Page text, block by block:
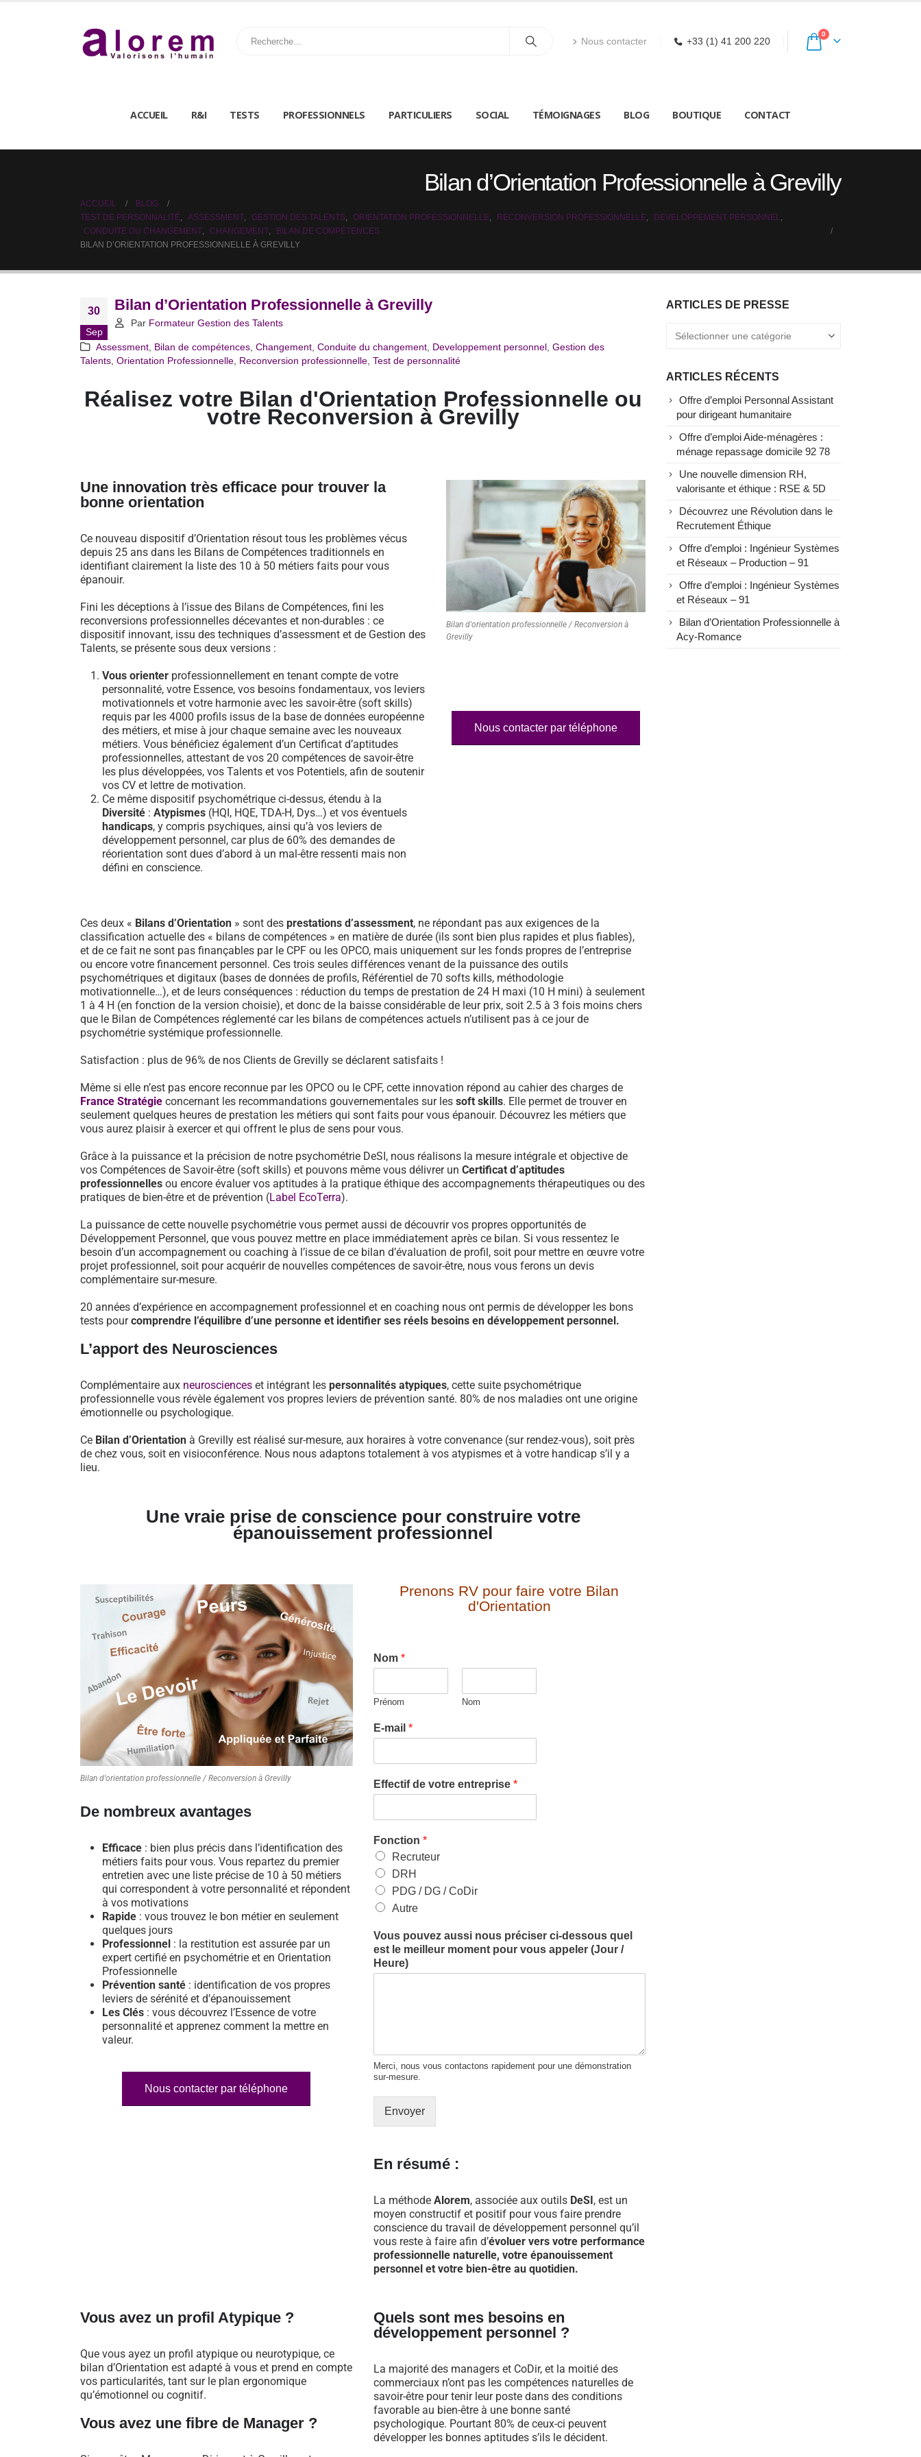
Nous contacter +33 (1) 41 200 220
0
ACCUEIL R&I TESTS PROFESSIONNELS PARTICULIERS SOCIAL TÉMOIGNAGES BLOG BOUTIQUE CONTACT
Bilan d’Orientation Professionnelle à Grevilly
ACCUEIL
BLOG
TEST DE PERSONNALITÉ
ASSESSMENT GESTION DES TALENTS ORIENTATION PROFESSIONNELLE RECONVERSION PROFESSIONNELLE DEVELOPPEMENT PERSONNEL
CONDUITE DU CHANGEMENT
CHANGEMENT
BILAN DE COMPÉTENCES
BILAN D’ORIENTATION PROFESSIONNELLE À GREVILLY
30
Sep
Bilan d’Orientation Professionnelle à Grevilly
Par Formateur Gestion des Talents
Assessment Bilan de compétences ,Changement ,Conduite du changement Developpement personnel ,Gestion des
Talents Orientation Professionnelle Reconversion professionnelle Test de personnalité
Réalisez votre Bilan d'Orientation Professionnelle ou
votre Reconversion à Grevilly
Une innovation très efficace pour trouver la
bonne orientation
Ce nouveau dispositif d’Orientation résout tous les problèmes vécus
depuis 25 ans dans les Bilans de Compétences traditionnels en
identifiant clairement la liste des 10 à 50 métiers faits pour vous
épanouir.
Fini les déceptions à l’issue des Bilans de Compétences, fini les
reconversions professionnelles décevantes et non-durables : ce
dispositif innovant, issu des techniques d’assessment et de Gestion des
Talents, se présente sous deux versions :
Vous orienter professionnellement en tenant compte de votre
personnalité, votre Essence, vos besoins fondamentaux, vos leviers
motivationnels et votre harmonie avec les savoir-être (soft skills)
requis par les 4000 profils issus de la base de données européenne
des métiers, et mise à jour chaque semaine avec les nouveaux
métiers. Vous bénéficiez également d’un Certificat d’aptitudes
professionnelles, attestant de vos 20 compétences de savoir-être
les plus développées, vos Talents et vos Potentiels, afin de soutenir
vos CV et lettre de motivation.
Ce même dispositif psychométrique ci-dessus, étendu à la
Diversité : Atypismes (HQI, HQE, TDA-H, Dys…) et vos éventuels
handicaps, y compris psychiques, ainsi qu’à vos leviers de
développement personnel, car plus de 60% des demandes de
réorientation sont dues d’abord à un mal-être ressenti mais non
défini en conscience.
Bilan d'orientation professionnelle / Reconversion à
Grevilly
Nous contacter par téléphone
Ces deux « Bilans d’Orientation » sont des prestations d’assessment, ne répondant pas aux exigences de la
classification actuelle des « bilans de compétences » en matière de durée (ils sont bien plus rapides et plus fiables),
et de ce fait ne sont pas finançables par le CPF ou les OPCO, mais uniquement sur les fonds propres de l’entreprise
ou encore votre financement personnel. Ces trois seules différences venant de la puissance des outils
psychométriques et digitaux (bases de données de profils, Référentiel de 70 softs kills, méthodologie
motivationnelle…), et de leurs conséquences : réduction du temps de prestation de 24 H maxi (10 H mini) à seulement
1 à 4 H (en fonction de la version choisie), et donc de la baisse considérable de leur prix, soit 2.5 à 3 fois moins chers
que le Bilan de Compétences réglementé car les bilans de compétences actuels n’utilisent pas à ce jour de
psychométrie systémique professionnelle.
Satisfaction : plus de 96% de nos Clients de Grevilly se déclarent satisfaits !
Même si elle n’est pas encore reconnue par les OPCO ou le CPF, cette innovation répond au cahier des charges de
France Stratégie concernant les recommandations gouvernementales sur les soft skills. Elle permet de trouver en
seulement quelques heures de prestation les métiers qui sont faits pour vous épanouir. Découvrez les métiers que
vous aurez plaisir à exercer et qui offrent le plus de sens pour vous.
Grâce à la puissance et la précision de notre psychométrie DeSI, nous réalisons la mesure intégrale et objective de
vos Compétences de Savoir-être (soft skills) et pouvons même vous délivrer un Certificat d’aptitudes
professionnelles ou encore évaluer vos aptitudes à la pratique éthique des accompagnements thérapeutiques ou des
pratiques de bien-être et de prévention (Label EcoTerra).
La puissance de cette nouvelle psychométrie vous permet aussi de découvrir vos propres opportunités de
Développement Personnel, que vous pouvez mettre en place immédiatement après ce bilan. Si vous ressentez le
besoin d’un accompagnement ou coaching à l’issue de ce bilan d’évaluation de profil, soit pour mettre en œuvre votre
projet professionnel, soit pour acquérir de nouvelles compétences de savoir-être, nous vous ferons un devis
complémentaire sur-mesure.
20 années d’expérience en accompagnement professionnel et en coaching nous ont permis de développer les bons
tests pourcomprendre l’équilibre d’une personne et identifier ses réels besoins en développement personnel.
L’apport des Neurosciences
Complémentaire aux neurosciences et intégrant les personnalités atypiques, cette suite psychométrique
professionnelle vous révèle également vos propres leviers de prévention santé. 80% de nos maladies ont une origine
émotionnelle ou psychologique.
Ce Bilan d’Orientation à Grevilly est réalisé sur-mesure, aux horaires à votre convenance (sur rendez-vous), soit près
de chez vous, soit en visioconférence. Nous nous adaptons totalement à vos atypismes et à votre handicap s’il y a
lieu.
Une vraie prise de conscience pour construire votre
épanouissement professionnel
Bilan d'orientation professionnelle / Reconversion à Grevilly
De nombreux avantages
Efficace : bien plus précis dans l’identification des
métiers faits pour vous. Vous repartez du premier
entretien avec une liste précise de 10 à 50 métiers
qui correspondent à votre personnalité et répondent
à vos motivations
Rapide : vous trouvez le bon métier en seulement
quelques jours
Professionnel : la restitution est assurée par un
expert certifié en psychométrie et en Orientation
Professionnelle
Prévention santé : identification de vos propres
leviers de sérénité et d’épanouissement
Les Clés : vous découvrez l’Essence de votre
personnalité et apprenez comment la mettre en
valeur.
Nous contacter par téléphone
Prenons RV pour faire votre Bilan
d'Orientation
Nom *
Prénom Nom
E-mail *
Effectif de votre entreprise *
Fonction *
Recruteur
DRH
PDG / DG / CoDir
Autre
Vous pouvez aussi nous préciser ci-dessous quel
est le meilleur moment pour vous appeler (Jour /
Heure)
Merci, nous vous contactons rapidement pour une démonstration
sur-mesure.
Envoyer
En résumé :
La méthode Alorem, associée aux outils DeSI, est un
moyen constructif et positif pour vous faire prendre
conscience du travail de développement personnel qu’il
vous reste à faire afin d’évoluer vers votre performance
professionnelle naturelle, votre épanouissement
personnel et votre bien-être au quotidien.
Vous avez un profil Atypique ?
Que vous ayez un profil atypique ou neurotypique, ce
bilan d’Orientation est adapté à vous et prend en compte
vos particularités, tant sur le plan ergonomique
qu’émotionnel ou cognitif.
Vous avez une fibre de Manager ?
Quels sont mes besoins en
développement personnel ?
La majorité des managers et CoDir, et la moitié des
commerciaux n’ont pas les compétences naturelles de
savoir-être pour tenir leur poste dans des conditions
favorable au bien-être à une bonne santé
psychologique. Pourtant 80% de ceux-ci peuvent
développer les bonnes aptitudes s’ils le décident.
ARTICLES DE PRESSE
ARTICLES RÉCENTS
Offre d’emploi Personnal Assistant
pour dirigeant humanitaire
Offre d’emploi Aide-ménagères :
ménage repassage domicile 92 78
Une nouvelle dimension RH,
valorisante et éthique : RSE & 5D
Découvrez une Révolution dans le
Recrutement Éthique
Offre d’emploi : Ingénieur Systèmes
et Réseaux – Production – 91
Offre d’emploi : Ingénieur Systèmes
et Réseaux – 91
Bilan d’Orientation Professionnelle à
Acy-Romance